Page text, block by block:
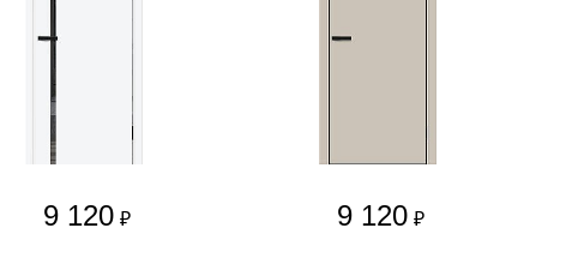
9 120 ₽ 9 120 ₽